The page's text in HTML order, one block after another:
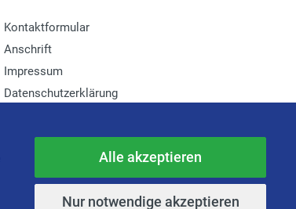
Kontaktformular
Anschrift
Impressum
Datenschutzerklärung
Alle akzeptieren
Nur notwendige akzeptieren